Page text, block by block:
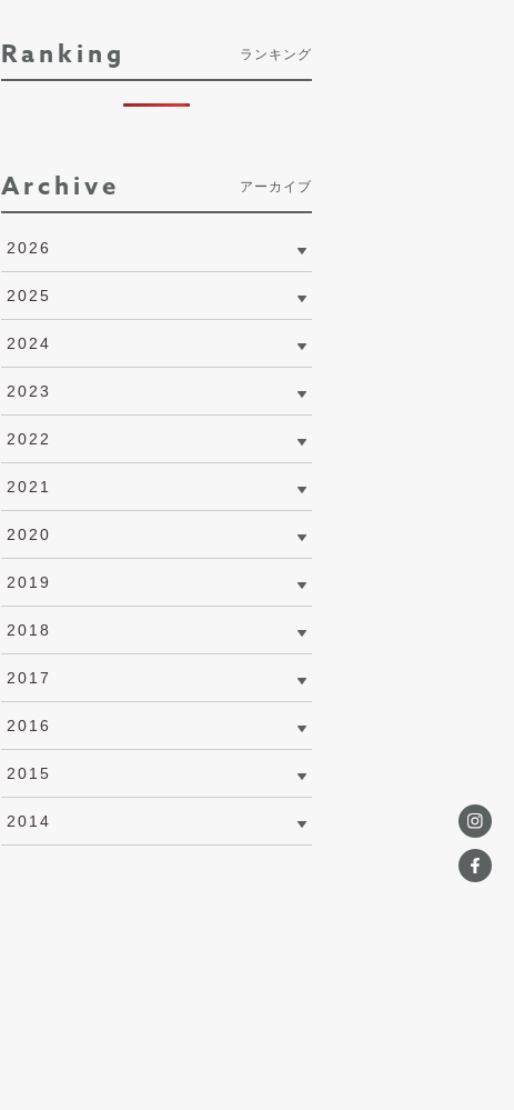
Ranking ランキング
Archive アーカイブ
2026
2025
2024
2023
2022
2021
2020
2019
2018
2017
2016
2015
2014